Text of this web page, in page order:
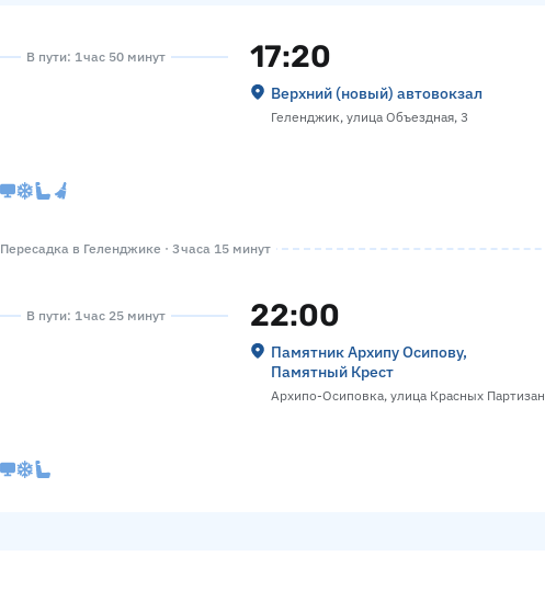
В пути: 1 час 50 минут 17:20
Верхний (новый) автовокзал
Геленджик, улица Объездная, 3
Пересадка в Геленджике · 3 часа 15 минут
В пути: 1 час 25 минут 22:00
Памятник Архипу Осипову,
Памятный Крест
Архипо-Осиповка, улица Красных Партизан